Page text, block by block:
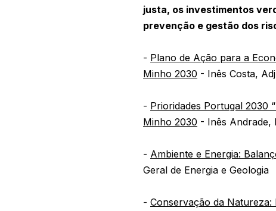
justa, os investimentos
prevenção e gestão dos
- Plano de Ação para a
Minho 2030 - Inês Costa,
- Prioridades Portugal 2030
Minho 2030 - Inês Andrade,
- Ambiente e Energia:
Geral de Energia e Geologia
- Conservação da